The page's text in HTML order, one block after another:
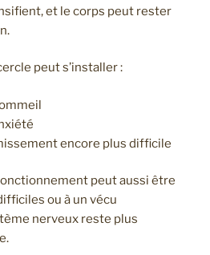
et le corps peut rester
peut s’installer :
encore plus difficile
peut aussi être
ou à un vécu
nerveux reste plus